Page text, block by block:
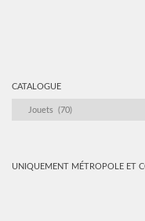
CATALOGUE
CATALOGUE
UNIQUEMENT MÉTROPOLE ET